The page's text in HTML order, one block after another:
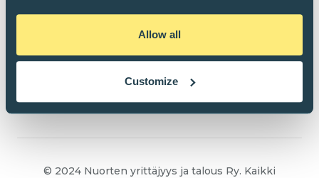
Allow all
Customize
© 2024 Nuorten yrittäjyys ja talous Ry. Kaikki